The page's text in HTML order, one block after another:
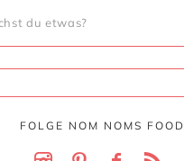
FOLGE NOM NOMS FOOD